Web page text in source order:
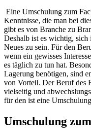
Eine Umschulung zum
Kenntnisse, die man bei
gibt es von Branche zu
Deshalb ist es wichtig,
Neues zu sein. Für den
wenn ein gewisses
es täglich zu tun hat.
Lagerung benötigen, sind
von Vorteil. Der Beruf des
vielseitig und
für den ist eine
Umschulung